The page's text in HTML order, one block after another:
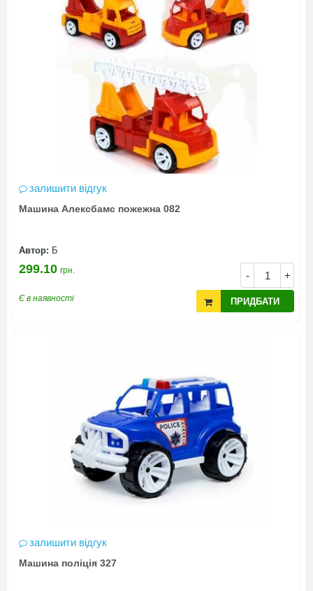
залишити відгук
Машина Алексбамс пожежна 082
Автор: Б
- +
299.10 грн.
Є в наявності ПРИДБАТИ
залишити відгук
Машина поліція 327